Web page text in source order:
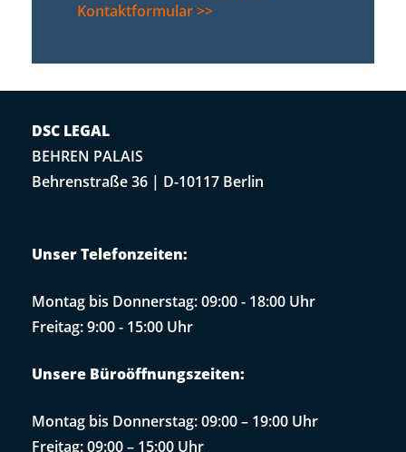
Kontaktformular >>
DSC LEGAL
BEHREN PALAIS
Behrenstraße 36 | D-10117 Berlin
Unser Telefonzeiten:
Montag bis Donnerstag: 09:00 - 18:00 Uhr
Freitag: 9:00 - 15:00 Uhr
Unsere Büroöffnungszeiten:
Montag bis Donnerstag: 09:00 – 19:00 Uhr
Freitag: 09:00 – 15:00 Uhr